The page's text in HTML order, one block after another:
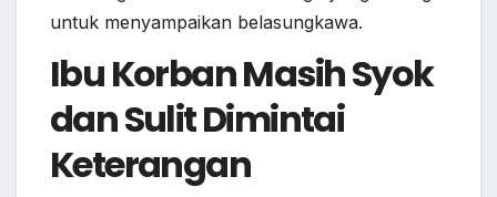
untuk menyampaikan belasungkawa.
Ibu Korban Masih Syok
dan Sulit Dimintai
Keterangan